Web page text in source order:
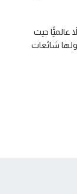
جدلاً عالميًّا حيث
شائعات